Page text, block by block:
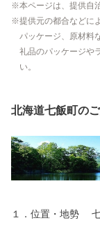
本ページは、提供自
提供元の都合などに
パッケージ、原材料
礼品のパッケージや
い。
北海道七飯町の
１．位置・地勢 七飯町は北海道渡島半島の南部に位置し、北海